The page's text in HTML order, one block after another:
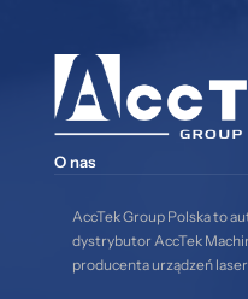
O nas
AccTek Group Polska to
dystrybutor AccTek
producenta urządzeń